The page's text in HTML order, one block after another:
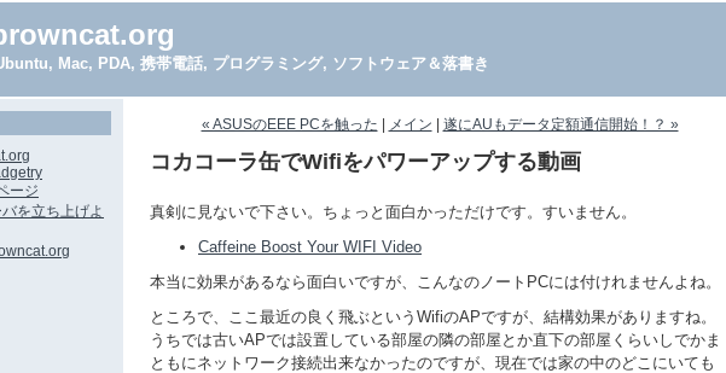
Mac, PDA, 携帯電話, プログラミング, ソフトウェア＆落書き
« ASUSのEEE PCを触った メイン 遂にAUもデータ定額通信開始！？ »
コカコーラ缶でWifiをパワーアップする動画
真剣に見ないで下さい。ちょっと面白かっただけです。すいません。
Caffeine Boost Your WIFI Video
本当に効果があるなら面白いですが、こんなのノートPCには付けれませんよね。
ところで、ここ最近の良く飛ぶというWifiのAPですが、結構効果がありますね。
うちでは古いAPでは設置している部屋の隣の部屋とか直下の部屋くらいしでかま
ともにネットワーク接続出来なかったのですが、現在では家の中のどこにいても
ージ
を立ち上げよ